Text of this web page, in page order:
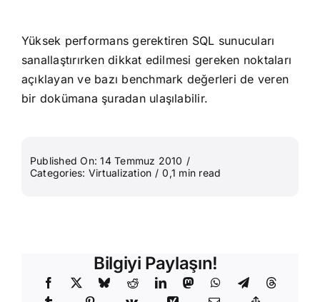
Yüksek performans gerektiren SQL sunucuları
sanallaştırırken dikkat edilmesi gereken noktaları
açıklayan ve bazı benchmark değerleri de veren
bir dokümana şuradanulaşılabilir.
Published On: 14 Temmuz 2010 /
Categories: Virtualization / 0,1 min read
Bilgiyi Paylaşın!